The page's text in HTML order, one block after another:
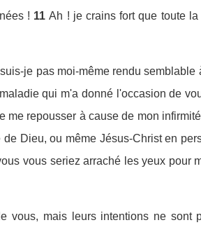
! 11 Ah ! je crains fort que toute
je pas moi-même rendu semblable
qui m'a donné l'occasion de
me repousser à cause de mon
Dieu, ou même Jésus-Christ en
vous seriez arraché les yeux pour
vous, mais leurs intentions ne sont